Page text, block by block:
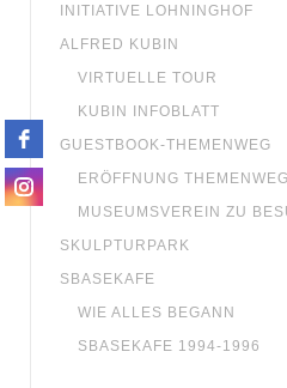
INITIATIVE LOHNINGHOF
ALFRED KUBIN
VIRTUELLE TOUR
KUBIN INFOBLATT
GUESTBOOK-THEMENWEG
ERÖFFNUNG THEMENWEG
MUSEUMSVEREIN ZU
SKULPTURPARK
SBASEKAFE
WIE ALLES BEGANN
SBASEKAFE 1994-1996